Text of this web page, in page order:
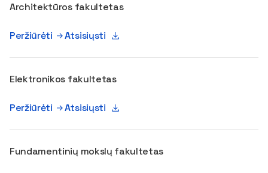
Architektūros fakultetas
Peržiūrėti Atsisiųsti
Elektronikos fakultetas
Peržiūrėti Atsisiųsti
Fundamentinių mokslų fakultetas